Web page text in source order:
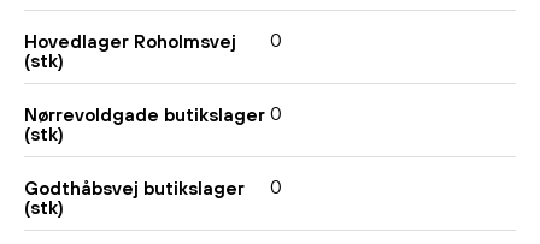
Hovedlager Roholmsvej
(stk)
0
Nørrevoldgade butikslager
(stk)
0
Godthåbsvej butikslager
(stk)
0